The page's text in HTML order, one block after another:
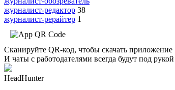
журналист-редактор 38
журналист-рерайтер 1
Сканируйте QR-код, чтобы скачать приложение
И чаты с работодателями всегда будут под рукой
HeadHunter